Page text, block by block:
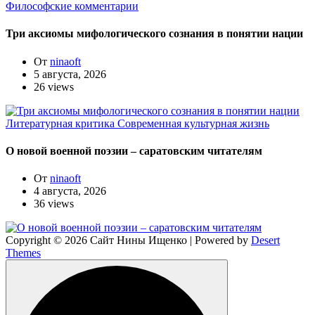
Философские комментарии
Три аксиомы мифологического сознания в понятии нации
От ninaoft
5 августа, 2026
26 views
Литературная критика Современная культурная жизнь
О новой военной поэзии – саратовским читателям
От ninaoft
4 августа, 2026
36 views
Copyright © 2026 Сайт Нины Ищенко | Powered by Desert
Themes